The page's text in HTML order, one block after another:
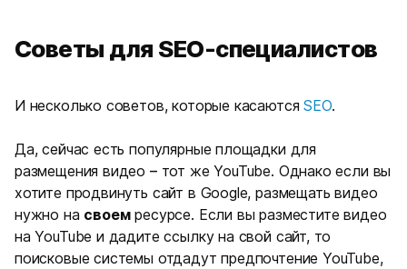
Советы для SEO-специалистов
И несколько советов, которые касаютсяSEO.
Да, сейчас есть популярные площадки для
размещения видео –тот же YouTube. Однако если вы
хотите продвинуть сайт в Google, размещать видео
нужно на своемресурсе. Если вы разместите видео
на YouTube и дадите ссылку на свой сайт, то
поисковые системы отдадут предпочтение YouTube,